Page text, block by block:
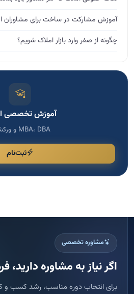
آموزش مشارکت در ساخت برای مشاوران
چگونه از صفر وارد بازار املاک شویم؟
آموزش تخصصی
MBA، DBA و ورکشاپ
ثبت‌نام
مشاوره تخصصی
اگر نیاز به مشاوره دارید،
برای انتخاب دوره مناسب، رشد کسب و